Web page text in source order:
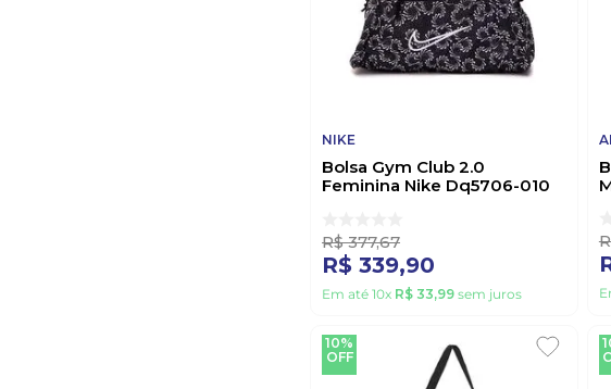
NIKE
Bolsa Gym Club 2.0
Feminina Nike Dq5706-010
R$ 377,67
R$ 339,90
Em até10x R$ 33,99 sem juros
10%
OFF